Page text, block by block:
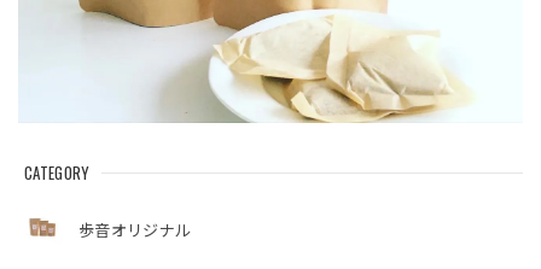
CATEGORY
歩音オリジナル